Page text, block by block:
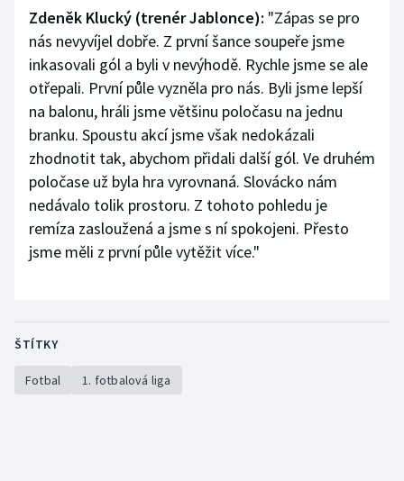
Zdeněk Klucký (trenér Jablonce): "Zápas se pro
nás nevyvíjel dobře. Z první šance soupeře jsme
inkasovali gól a byli v nevýhodě. Rychle jsme se ale
otřepali. První půle vyzněla pro nás. Byli jsme lepší
na balonu, hráli jsme většinu poločasu na jednu
branku. Spoustu akcí jsme však nedokázali
zhodnotit tak, abychom přidali další gól. Ve druhém
poločase už byla hra vyrovnaná. Slovácko nám
nedávalo tolik prostoru. Z tohoto pohledu je
remíza zasloužená a jsme s ní spokojeni. Přesto
jsme měli z první půle vytěžit více."
ŠTÍTKY
Fotbal 1. fotbalová liga